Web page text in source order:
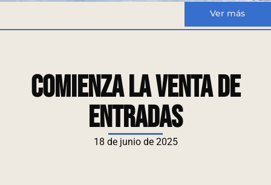
Ver más
Comienza la venta de
entradas
18 de junio de 2025